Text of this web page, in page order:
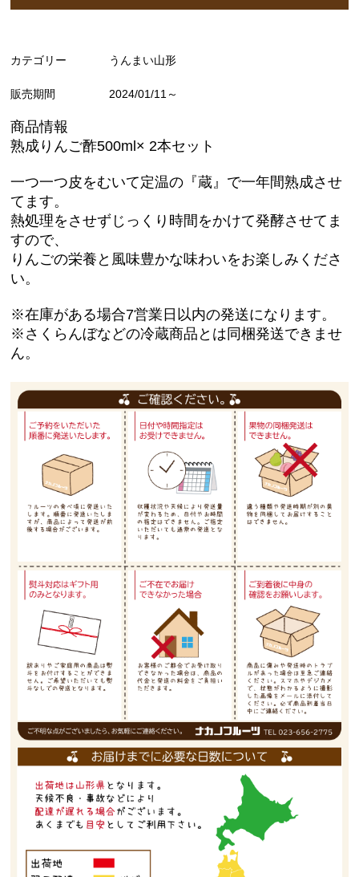
カテゴリー うんまい山形
販売期間 2024/01/11～
商品情報
熟成りんご酢500ml× 2本セット
一つ一つ皮をむいて定温の『蔵』で一年間熟成させ
てます。
熱処理をさせずじっくり時間をかけて発酵させてま
すので、
りんごの栄養と風味豊かな味わいをお楽しみくださ
い。
※在庫がある場合7営業日以内の発送になります。
※さくらんぼなどの冷蔵商品とは同梱発送できませ
ん。